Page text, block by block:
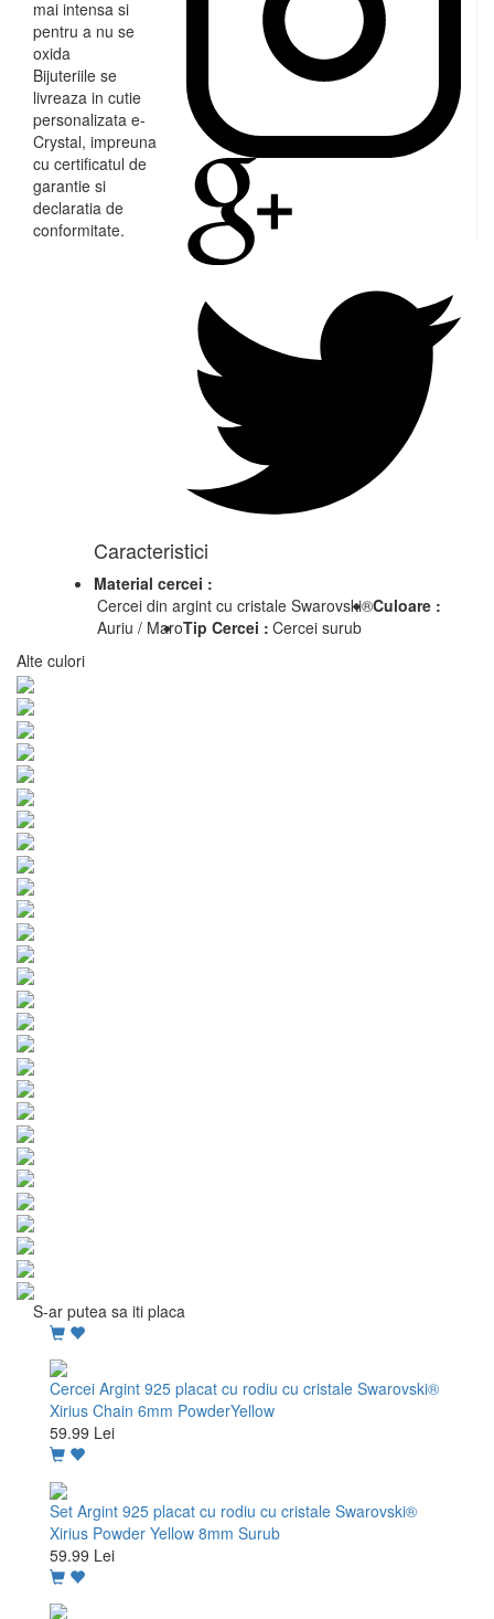
mai intensa si
pentru a nu se
oxida
Bijuteriile se
livreaza in cutie
personalizata e-
Crystal, impreuna
cu certificatul de
garantie si
declaratia de
conformitate.
Caracteristici
Material cercei :
Cercei din argint cu cristale Swarovski®Culoare :
Auriu / MaroTip Cercei : Cercei surub
Alte culori
S-ar putea sa iti placa
Cercei Argint 925 placat cu rodiu cu cristale Swarovski®
Xirius Chain 6mm PowderYellow
59.99 Lei
Set Argint 925 placat cu rodiu cu cristale Swarovski®
Xirius Powder Yellow 8mm Surub
59.99 Lei